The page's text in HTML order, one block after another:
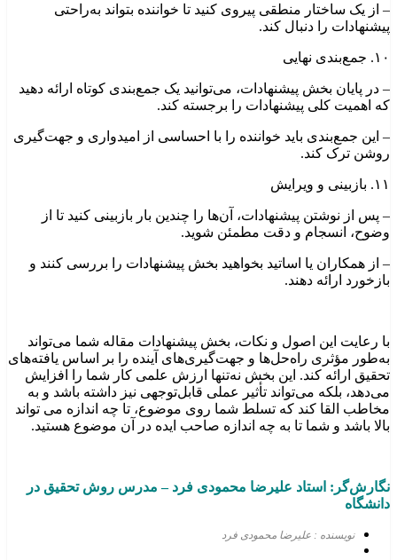
– از یک ساختار منطقی پیروی کنید تا خواننده بتواند به‌راحتی
پیشنهادات را دنبال کند.
۱۰. جمع‌بندی نهایی
– در پایان بخش پیشنهادات، می‌توانید یک جمع‌بندی کوتاه ارائه دهید
که اهمیت کلی پیشنهادات را برجسته کند.
– این جمع‌بندی باید خواننده را با احساسی از امیدواری و جهت‌گیری
روشن ترک کند.
۱۱. بازبینی و ویرایش
– پس از نوشتن پیشنهادات، آن‌ها را چندین بار بازبینی کنید تا از
وضوح، انسجام و دقت مطمئن شوید.
– از همکاران یا اساتید بخواهید بخش پیشنهادات را بررسی کنند و
بازخورد ارائه دهند.
با رعایت این اصول و نکات، بخش پیشنهادات مقاله شما می‌تواند
به‌طور مؤثری راه‌حل‌ها و جهت‌گیری‌های آینده را بر اساس یافته‌های
تحقیق ارائه کند. این بخش نه‌تنها ارزش علمی کار شما را افزایش
می‌دهد، بلکه می‌تواند تأثیر عملی قابل‌توجهی نیز داشته باشد و به
مخاطب القا کند که تسلط شما روی موضوع، تا چه اندازه می تواند
بالا باشد و شما تا به چه اندازه صاحب ایده در آن موضوع هستید.
نگارش‌گر: استاد علیرضا محمودی فرد–مدرس روش تحقیق در
دانشگاه
نویسنده : علیرضا محمودی فرد